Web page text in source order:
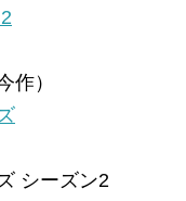
作）
シーズン2